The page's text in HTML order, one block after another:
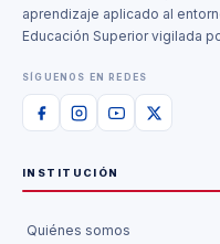
aprendizaje aplicado al
Educación Superior vigilada
SÍGUENOS EN REDES
INSTITUCIÓN
Quiénes somos